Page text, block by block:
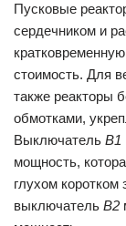
Пусковые
сердечником и
стоимость. Для
также реакторы
обмотками,
Выключатель В1
мощность,
глухом
выключатель В2